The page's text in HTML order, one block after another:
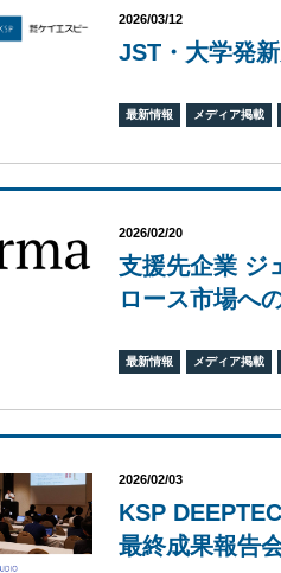
2026/03/12
JST・大学発
最新情報 メディア掲載
2026/02/20
支援先企業 ジ
ロース市場へ
最新情報 メディア掲載
2026/02/03
KSP
最終成果報告